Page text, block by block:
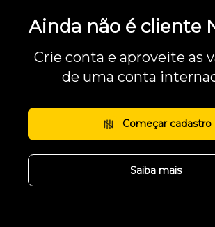
Ainda não é cliente
Crie conta e aproveite as
de uma conta
Começar cadastro
Saiba mais